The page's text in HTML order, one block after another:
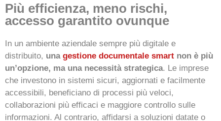
Più efficienza, meno rischi,
accesso garantito ovunque
In un ambiente aziendale sempre più digitale e
distribuito, unagestione documentale smart non è più
un’opzione, ma una necessità strategica. Le imprese
che investono in sistemi sicuri, aggiornati e facilmente
accessibili, beneficiano di processi più veloci,
collaborazioni più efficaci e maggiore controllo sulle
informazioni. Al contrario, affidarsi a soluzioni datate o